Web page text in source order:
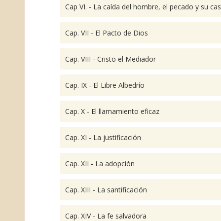
Cap VI. - La caída del hombre, el pecado y su
Cap. VII - El Pacto de Dios
Cap. VIII - Cristo el Mediador
Cap. IX - El Libre Albedrío
Cap. X - El llamamiento eficaz
Cap. XI - La justificación
Cap. XII - La adopción
Cap. XIII - La santificación
Cap. XIV - La fe salvadora